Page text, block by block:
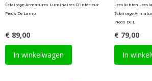
Éclairage Armatures Luminaires D'intérieur
Pieds De Lamp
€ 89,00
In winkelwagen
Leeslichten
Éclairage
Pieds De L
€ 79,00
In